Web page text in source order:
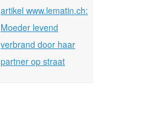
artikel www.lematin.ch:
Moeder levend
verbrand door haar
partner op straat